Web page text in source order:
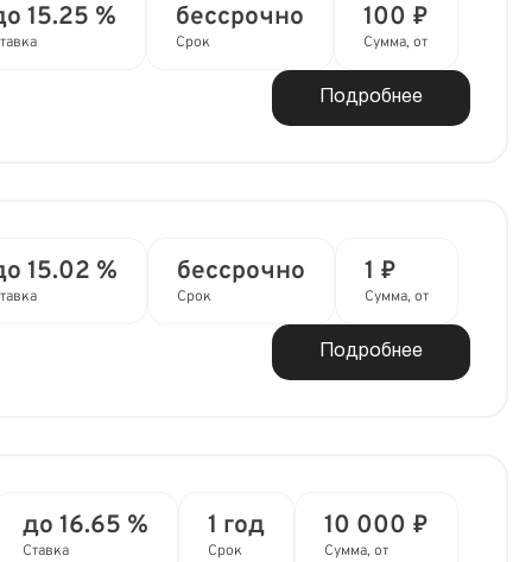
15.25 % бессрочно
Срок
100 ₽
Сумма, от
Подробнее
15.02 % бессрочно
Срок
1 ₽
Сумма, от
Подробнее
до 16.65 %
Ставка
1 год
Срок
10 000 ₽
Сумма, от